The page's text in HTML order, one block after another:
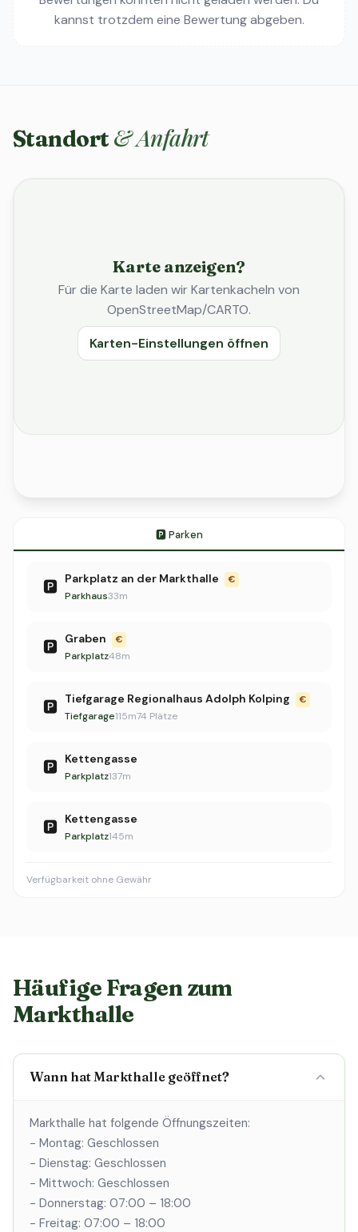
kannst trotzdem eine Bewertung abgeben.
Standort & Anfahrt
Karte anzeigen?
Für die Karte laden wir Kartenkacheln von
OpenStreetMap/CARTO.
Karten-Einstellungen öffnen
🅿️ Parken
🅿️ Parkplatz an der Markthalle €
Parkhaus33m
🅿️ Graben €
Parkplatz48m
🅿️ Tiefgarage Regionalhaus Adolph Kolping €
Tiefgarage115m74 Plätze
🅿️ Kettengasse
Parkplatz137m
🅿️ Kettengasse
Parkplatz145m
Verfügbarkeit ohne Gewähr
Häufige Fragen zum
Markthalle
Wann hat Markthalle geöffnet?
Markthalle hat folgende Öffnungszeiten:
- Montag: Geschlossen
- Dienstag: Geschlossen
- Mittwoch: Geschlossen
- Donnerstag: 07:00 – 18:00
- Freitag: 07:00 – 18:00